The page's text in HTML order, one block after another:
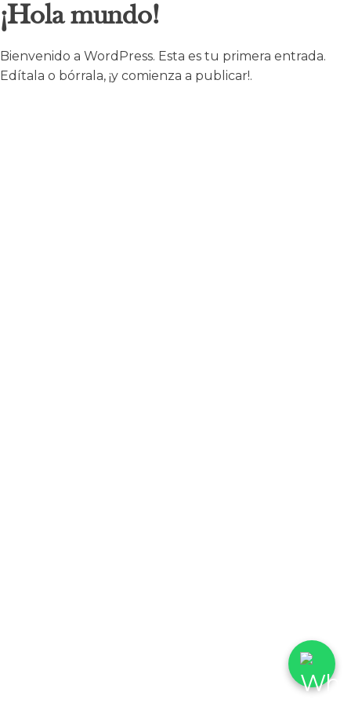
¡Hola mundo!
Bienvenido a WordPress. Esta es tu primera entrada.
Edítala o bórrala, ¡y comienza a publicar!.